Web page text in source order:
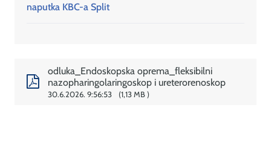
naputka KBC-a Split
odluka_Endoskopska oprema_fleksibilni
nazopharingolaringoskop i ureterorenoskop
30.6.2026. 9:56:53 1,13 MB